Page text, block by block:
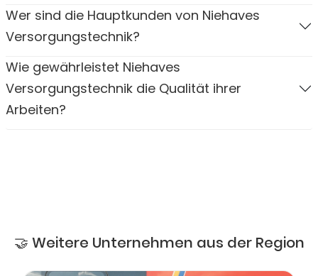
Wer sind die Hauptkunden von Niehaves
Versorgungstechnik?
Wie gewährleistet Niehaves
Versorgungstechnik die Qualität ihrer
Arbeiten?
🤝 Weitere Unternehmen aus der Region